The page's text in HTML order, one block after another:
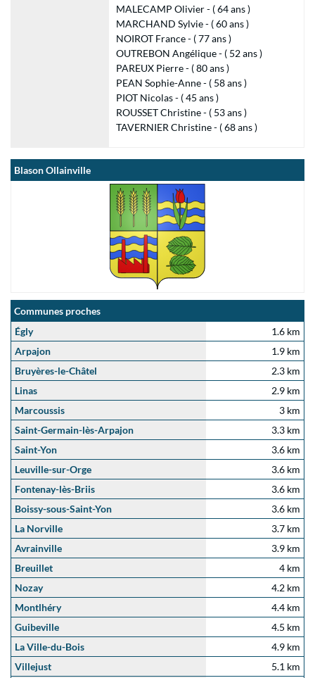
MALECAMP Olivier - ( 64 ans )
MARCHAND Sylvie - ( 60 ans )
NOIROT France - ( 77 ans )
OUTREBON Angélique - ( 52 ans )
PAREUX Pierre - ( 80 ans )
PEAN Sophie-Anne - ( 58 ans )
PIOT Nicolas - ( 45 ans )
ROUSSET Christine - ( 53 ans )
TAVERNIER Christine - ( 68 ans )
Blason Ollainville
Communes proches
Égly
1.6 km
Arpajon
1.9 km
Bruyères-le-Châtel
2.3 km
Linas
2.9 km
Marcoussis
3 km
Saint-Germain-lès-Arpajon
3.3 km
Saint-Yon
3.6 km
Leuville-sur-Orge
3.6 km
Fontenay-lès-Briis
3.6 km
Boissy-sous-Saint-Yon
3.6 km
La Norville
3.7 km
Avrainville
3.9 km
Breuillet
4 km
Nozay
4.2 km
Montlhéry
4.4 km
Guibeville
4.5 km
La Ville-du-Bois
4.9 km
Villejust
5.1 km